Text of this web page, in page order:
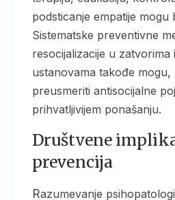
podsticanje empatije mogu
Sistematske preventivne
resocijalizacije u zatvorima
ustanovama takođe
preusmeriti antisocijalne
prihvatljivijem ponašanju.
Društvene
prevencija
Razumevanje psihopatologije ubica i